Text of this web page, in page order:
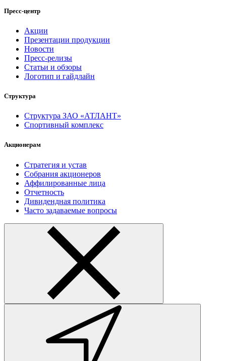
Пресс-центр
Акции
Презентации продукции
Новости
Пресс-релизы
Статьи и обзоры
Логотип и гайдлайн
Структура
Структура ЗАО «АТЛАНТ»
Спортивный комплекс
Акционерам
Стратегия и устав
Собрания акционеров
Аффилированные лица
Отчетность
Дивидендная политика
Часто задаваемые вопросы